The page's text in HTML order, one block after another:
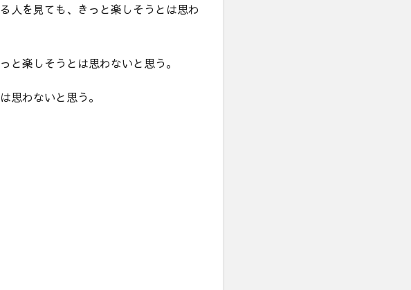
人を見ても、きっと楽しそうとは思わ
と楽しそうとは思わないと思う。
思わないと思う。